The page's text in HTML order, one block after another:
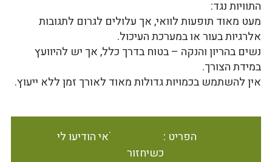
התוויות נגד:
מעט מאוד תופעות לוואי, אך עלולים לגרום לתגובות
אלרגיות בעור או במערכת העיכול.
נשים בהריון והנקה – בטוח בדרך כלל, אך יש להיוועץ
במידת הצורך.
אין להשתמש בכמויות גדולות מאוד לאורך זמן ללא ייעוץ.
הפריט אינו זמין במלאי הודיעו לי
כשיחזור